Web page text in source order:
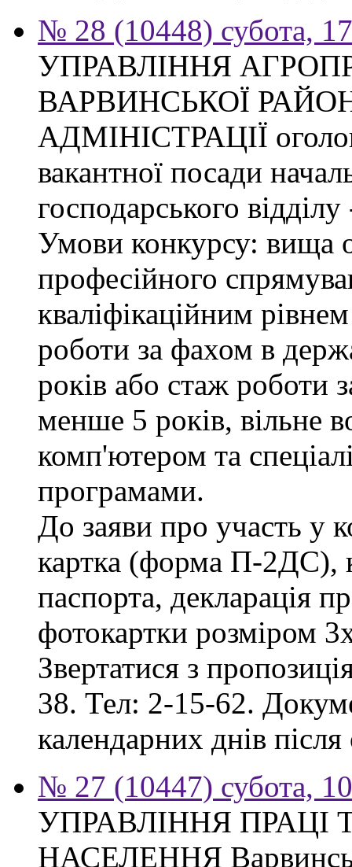
№ 28 (10448) субота,
УПРАВЛІННЯ
ВАРВИНСЬКОЇ
АДМІНІСТРАЦІЇ
вакантної посади
господарського
Умови конкурсу: вища
професійного
кваліфікаційним
роботи за фахом в
років або стаж роботи
менше 5 років, вільне
комп'ютером та
програмами.
До заяви про участь у
картка (форма П-2ДС),
паспорта, декларація
фотокартки розміром
Звертатися з
38. Тел: 2-15-62.
календарних днів
№ 27 (10447) субота,
УПРАВЛІННЯ ПРАЦІ
НАСЕЛЕННЯ